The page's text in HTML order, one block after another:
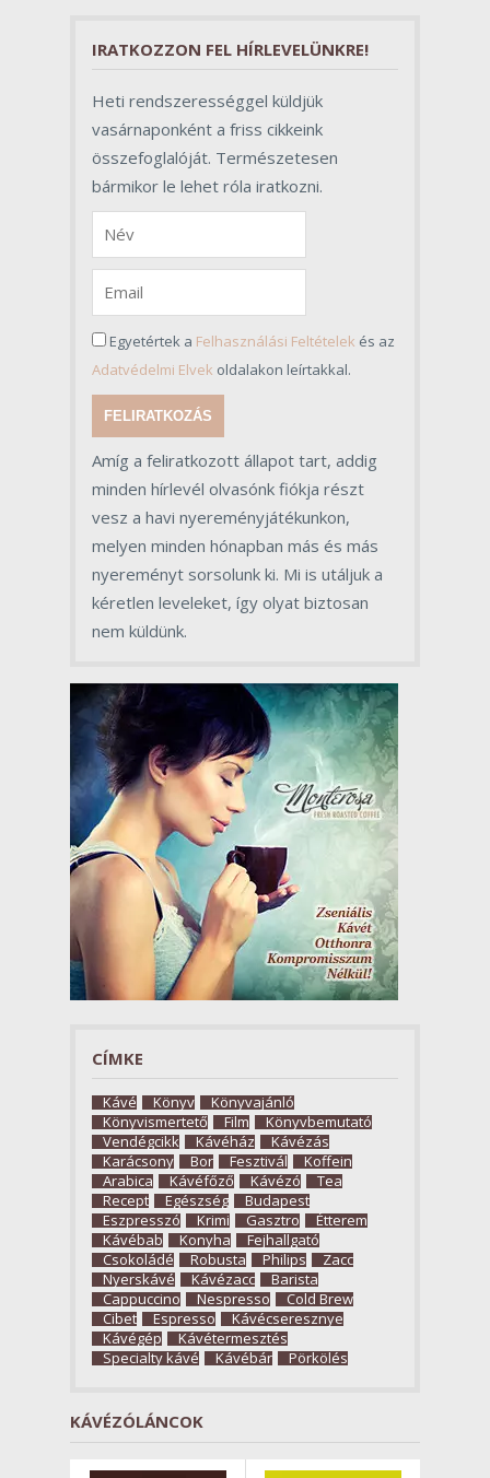
IRATKOZZON FEL HÍRLEVELÜNKRE!
Heti rendszerességgel küldjük
vasárnaponként a friss cikkeink
összefoglalóját. Természetesen
bármikor le lehet róla iratkozni.
Egyetértek a Felhasználási Feltételek és az
Adatvédelmi Elvek oldalakon leírtakkal.
FELIRATKOZÁS
Amíg a feliratkozott állapot tart, addig
minden hírlevél olvasónk fiókja részt
vesz a havi nyereményjátékunkon,
melyen minden hónapban más és más
nyereményt sorsolunk ki. Mi is utáljuk a
kéretlen leveleket, így olyat biztosan
nem küldünk.
CÍMKE
Kávé Könyv
Könyvajánló
Könyvismertető
Film
Könyvbemutató
Vendégcikk
Kávéház
Kávézás
Karácsony
Bor Fesztivál
Koffein
Arabica
Kávéfőző Kávézó
Tea
Recept
Egészség
Budapest
Eszpresszó
Krimi Gasztro
Étterem
Kávébab
Konyha
Fejhallgató
Csokoládé
Robusta Philips
Zacc
Nyerskávé
Kávézacc
Barista
Cappuccino
Nespresso
Cold Brew
Cibet
Espresso
Kávécseresznye
Kávégép
Kávétermesztés
Specialty kávé
Kávébár Pörkölés
KÁVÉZÓLÁNCOK